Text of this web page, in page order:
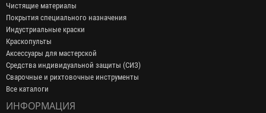
Чистящие материалы
Покрытия специального назначения
Индустриальные краски
Краскопульты
Аксессуары для мастерской
Средства индивидуальной защиты (СИЗ)
Сварочные и рихтовочные инструменты
Все каталоги
ИНФОРМАЦИЯ